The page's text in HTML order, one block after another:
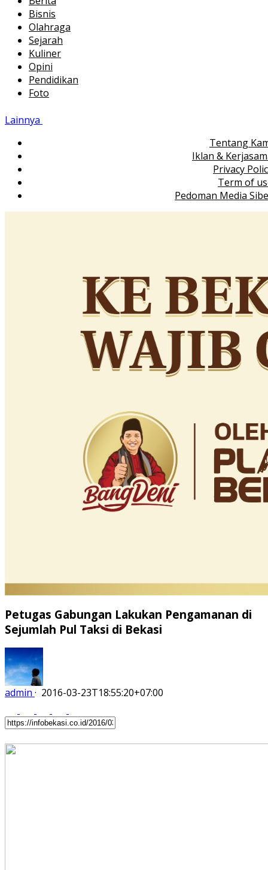
Bisnis
Olahraga
Sejarah
Kuliner
Opini
Pendidikan
Foto
Lainnya
Tentang
Iklan &
Privacy
Term of
Pedoman Media
Petugas Gabungan Lakukan Pengamanan di
Sejumlah Pul Taksi di Bekasi
admin · 2016-03-23T18:55:20+07:00